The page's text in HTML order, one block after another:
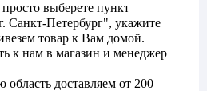
выберете пункт
Санкт-Петербург", укажите
товар к Вам домой.
к нам в магазин и менеджер
доставляем от 200